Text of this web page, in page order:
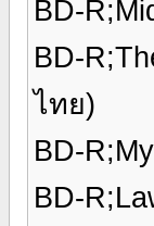
BD-
BD-
ไทย)
BD-
BD-